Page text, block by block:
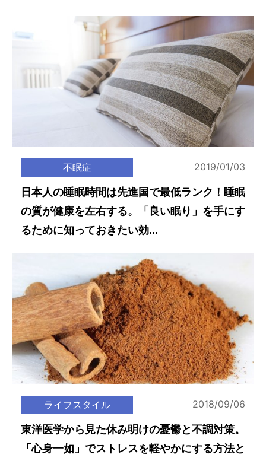
不眠症 2019/01/03
日本人の睡眠時間は先進国で最低ランク！睡眠
の質が健康を左右する。「良い眠り」を手にす
るために知っておきたい効...
ライフスタイル 2018/09/06
東洋医学から見た休み明けの憂鬱と不調対策。
「心身一如」でストレスを軽やかにする方法と